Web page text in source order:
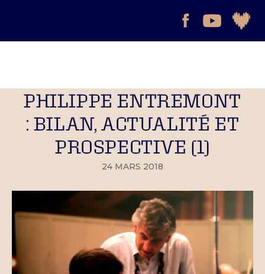
PHILIPPE ENTREMONT
: BILAN, ACTUALITÉ ET
PROSPECTIVE (1)
24 MARS 2018